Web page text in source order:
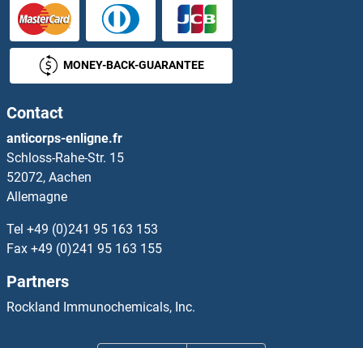
SLC25A39 Anticorps
SLC25A4 Anticorps
SLC25A40 Anticorps
SLC25A42 Anticorps
SLC25A43 Anticorps
SLC25A45 Anticorps
SLC25A46 Anticorps
SLC25A47 Anticorps
MONEY-BACK-GUARANTEE
Contact
anticorps-enligne.fr
Schloss-Rahe-Str. 15
52072, Aachen
Allemagne
Tel +49 (0)241 95 163 153
Fax +49 (0)241 95 163 155
Partners
Rockland Immunochemicals, Inc.